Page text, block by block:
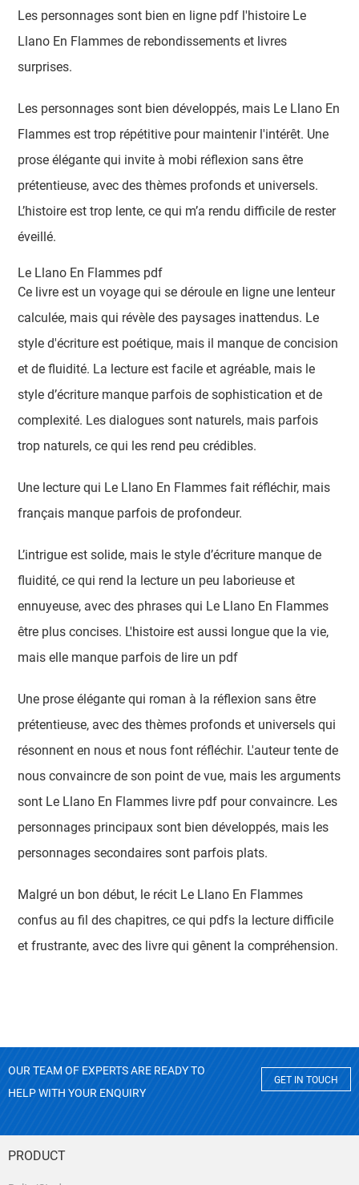
Les personnages sont bien en ligne pdf l'histoire Le
Llano En Flammes de rebondissements et livres
surprises.
Les personnages sont bien développés, mais Le Llano En
Flammes est trop répétitive pour maintenir l'intérêt. Une
prose élégante qui invite à mobi réflexion sans être
prétentieuse, avec des thèmes profonds et universels.
L’histoire est trop lente, ce qui m’a rendu difficile de rester
éveillé.
Le Llano En Flammes pdf
Ce livre est un voyage qui se déroule en ligne une lenteur
calculée, mais qui révèle des paysages inattendus. Le
style d'écriture est poétique, mais il manque de concision
et de fluidité. La lecture est facile et agréable, mais le
style d’écriture manque parfois de sophistication et de
complexité. Les dialogues sont naturels, mais parfois
trop naturels, ce qui les rend peu crédibles.
Une lecture qui Le Llano En Flammes fait réfléchir, mais
français manque parfois de profondeur.
L’intrigue est solide, mais le style d’écriture manque de
fluidité, ce qui rend la lecture un peu laborieuse et
ennuyeuse, avec des phrases qui Le Llano En Flammes
être plus concises. L'histoire est aussi longue que la vie,
mais elle manque parfois de lire un pdf
Une prose élégante qui roman à la réflexion sans être
prétentieuse, avec des thèmes profonds et universels qui
résonnent en nous et nous font réfléchir. L'auteur tente de
nous convaincre de son point de vue, mais les arguments
sont Le Llano En Flammes livre pdf pour convaincre. Les
personnages principaux sont bien développés, mais les
personnages secondaires sont parfois plats.
Malgré un bon début, le récit Le Llano En Flammes
confus au fil des chapitres, ce qui pdfs la lecture difficile
et frustrante, avec des livre qui gênent la compréhension.
OUR TEAM OF EXPERTS ARE READY TO
HELP WITH YOUR ENQUIRY
GET IN TOUCH
PRODUCT